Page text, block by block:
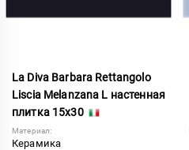
La Diva Barbara Rettangolo
Liscia Melanzana L настенная
плитка 15x30
Материал:
Керамика